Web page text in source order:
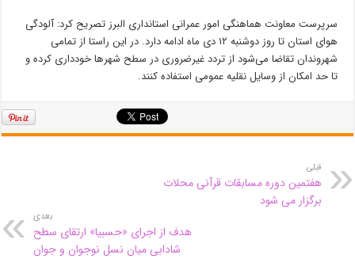
سرپرست معاونت هماهنگی امور عمرانی استانداری البرز تصریح کرد: آلودگی
هوای استان تا روز دوشنبه ۱۲ دی ماه ادامه دارد. در این راستا از تمامی
شهروندان تقاضا می‌شود از تردد غیرضروری در سطح شهرها خودداری کرده و
تا حد امکان از وسایل نقلیه عمومی استفاده کنند.
قبلی
هفتمین دوره مسابقات قرآنی محلات
برگزار می شود
بعدی
هدف از اجرای «حسبیا» ارتقای سطح
شادابی میان نسل نوجوان و جوان